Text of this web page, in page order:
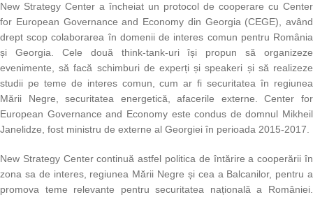
New Strategy Center a încheiat un protocol de cooperare cu Center
for European Governance and Economy din Georgia (CEGE), având
drept scop colaborarea în domenii de interes comun pentru România
și Georgia. Cele două think-tank-uri își propun să organizeze
evenimente, să facă schimburi de experți și speakeri și să realizeze
studii pe teme de interes comun, cum ar fi securitatea în regiunea
Mării Negre, securitatea energetică, afacerile externe. Center for
European Governance and Economy este condus de domnul Mikheil
Janelidze, fost ministru de externe al Georgiei în perioada 2015-2017.
New Strategy Center continuă astfel politica de întărire a cooperării în
zona sa de interes, regiunea Mării Negre și cea a Balcanilor, pentru a
promova teme relevante pentru securitatea națională a României.